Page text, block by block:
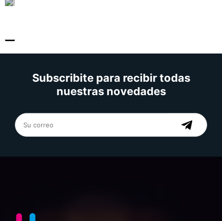
Subscribite para recibir todas
nuestras novedades